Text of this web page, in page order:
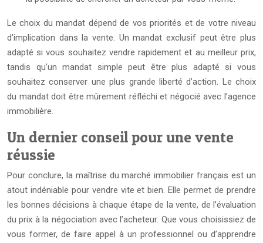
Le choix du mandat dépend de vos priorités et de votre niveau
d’implication dans la vente. Un mandat exclusif peut être plus
adapté si vous souhaitez vendre rapidement et au meilleur prix,
tandis qu’un mandat simple peut être plus adapté si vous
souhaitez conserver une plus grande liberté d’action. Le choix
du mandat doit être mûrement réfléchi et négocié avec l’agence
immobilière.
Un dernier conseil pour une vente
réussie
Pour conclure, la maîtrise du marché immobilier français est un
atout indéniable pour vendre vite et bien. Elle permet de prendre
les bonnes décisions à chaque étape de la vente, de l’évaluation
du prix à la négociation avec l’acheteur. Que vous choisissiez de
vous former, de faire appel à un professionnel ou d’apprendre